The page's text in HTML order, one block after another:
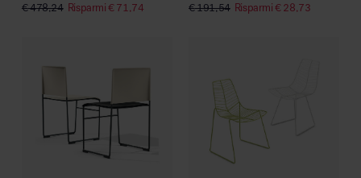
€478,24 Risparmi€71,74 €191,54 Risparmi€28,73